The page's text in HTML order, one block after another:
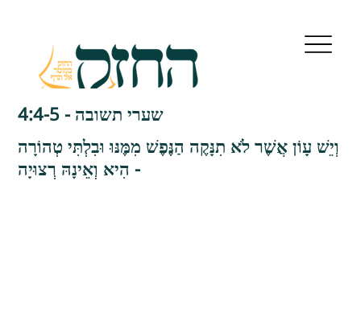
שערי תשובה - 4:4-5
וְיֵשׁ עָוֹן אֲשֶׁר לֹא תִנָּקֶה הַנֶּפֶשׁ מִמֶּנּוּ וּבִלְתִּי טְהוֹרָה
הִיא וְאֵינָהּ רְצוּיָה -